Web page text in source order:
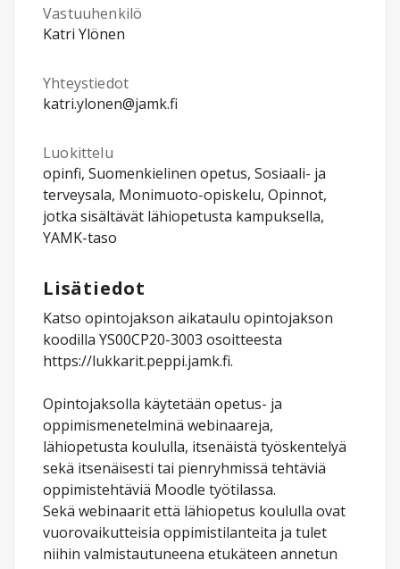
Vastuuhenkilö
Katri Ylönen
Yhteystiedot
katri.ylonen@jamk.fi
Luokittelu
opinfi, Suomenkielinen opetus, Sosiaali- ja
terveysala, Monimuoto-opiskelu, Opinnot,
jotka sisältävät lähiopetusta kampuksella,
YAMK-taso
Lisätiedot
Katso opintojakson aikataulu opintojakson
koodilla YS00CP20-3003 osoitteesta
https://lukkarit.peppi.jamk.fi.
Opintojaksolla käytetään opetus- ja
oppimismenetelminä webinaareja,
lähiopetusta koululla, itsenäistä työskentelyä
sekä itsenäisesti tai pienryhmissä tehtäviä
oppimistehtäviä Moodle työtilassa.
Sekä webinaarit että lähiopetus koululla ovat
vuorovaikutteisia oppimistilanteita ja tulet
niihin valmistautuneena etukäteen annetun